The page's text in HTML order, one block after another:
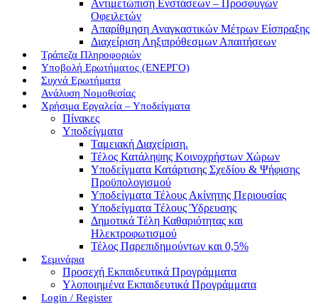
Αντιμετώπιση Ενστάσεων – Προσφυγών
Οφειλετών
Απαρίθμηση Αναγκαστικών Μέτρων Είσπραξης
Διαχείριση Ληξιπρόθεσμων Απαιτήσεων
Τράπεζα Πληροφοριών
Υποβολή Ερωτήματος (ΕΝΕΡΓΟ)
Συχνά Ερωτήματα
Ανάλυση Νομοθεσίας
Χρήσιμα Εργαλεία – Υποδείγματα
Πίνακες
Υποδείγματα
Ταμειακή Διαχείριση.
Τέλος Κατάληψης Κοινοχρήστων Χώρων
Υποδείγματα Κατάρτισης Σχεδίου & Ψήφισης
Προϋπολογισμού
Υποδείγματα Τέλους Ακίνητης Περιουσίας
Υποδείγματα Τέλους Ύδρευσης
Δημοτικά Τέλη Καθαριότητας και
Ηλεκτροφωτισμού
Τέλος Παρεπιδημούντων και 0,5%
Σεμινάρια
Προσεχή Εκπαιδευτικά Προγράμματα
Υλοποιημένα Εκπαιδευτικά Προγράμματα
Login / Register